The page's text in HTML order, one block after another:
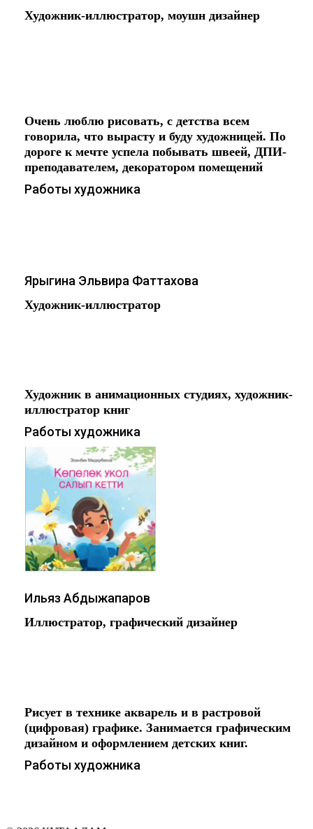
Художник-иллюстратор, моушн дизайнер
Очень люблю рисовать, с детства всем
говорила, что вырасту и буду художницей. По
дороге к мечте успела побывать швеей, ДПИ-
преподавателем, декоратором помещений
Работы художника
Ярыгина Эльвира Фаттахова
Художник-иллюстратор
Художник в анимационных студиях, художник-
иллюстратор книг
Работы художника
Ильяз Абдыжапаров
Иллюстратор, графический дизайнер
Рисует в технике акварель и в растровой
(цифровая) графике. Занимается графическим
дизайном и оформлением детских книг.
Работы художника